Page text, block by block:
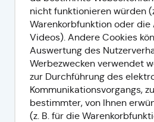
nicht funktionieren würden
Warenkorbfunktion oder die
Videos). Andere Cookies
Auswertung des
Werbezwecken verwendet
zur Durchführung des
Kommunikationsvorgangs,
bestimmter, von Ihnen
(z. B. für die